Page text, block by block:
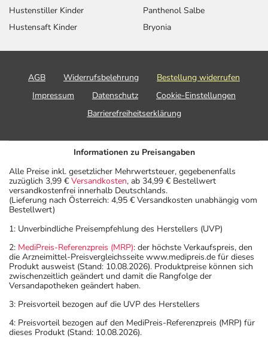
Hustenstiller Kinder
Hustensaft Kinder
Panthenol Salbe
Bryonia
AGB Widerrufsbelehrung
Bestellung widerrufen
Impressum
Datenschutz
Cookie-Einstellungen
Barrierefreiheitserklärung
Informationen zu Preisangaben
Alle Preise inkl. gesetzlicher Mehrwertsteuer, gegebenenfalls
zuzüglich 3,99 € Versandkosten, ab 34,99 € Bestellwert
versandkostenfrei innerhalb Deutschlands.
(Lieferung nach Österreich: 4,95 € Versandkosten unabhängig vom
Bestellwert)
1: Unverbindliche Preisempfehlung des Herstellers (UVP)
2: MediPreis-Referenzpreis (MRP): der höchste Verkaufspreis, den
die Arzneimittel-Preisvergleichsseite www.medipreis.de für dieses
Produkt ausweist (Stand: 10.08.2026). Produktpreise können sich
zwischenzeitlich geändert und damit die Rangfolge der
Versandapotheken geändert haben.
3: Preisvorteil bezogen auf die UVP des Herstellers
4: Preisvorteil bezogen auf den MediPreis-Referenzpreis (MRP) für
dieses Produkt (Stand: 10.08.2026).